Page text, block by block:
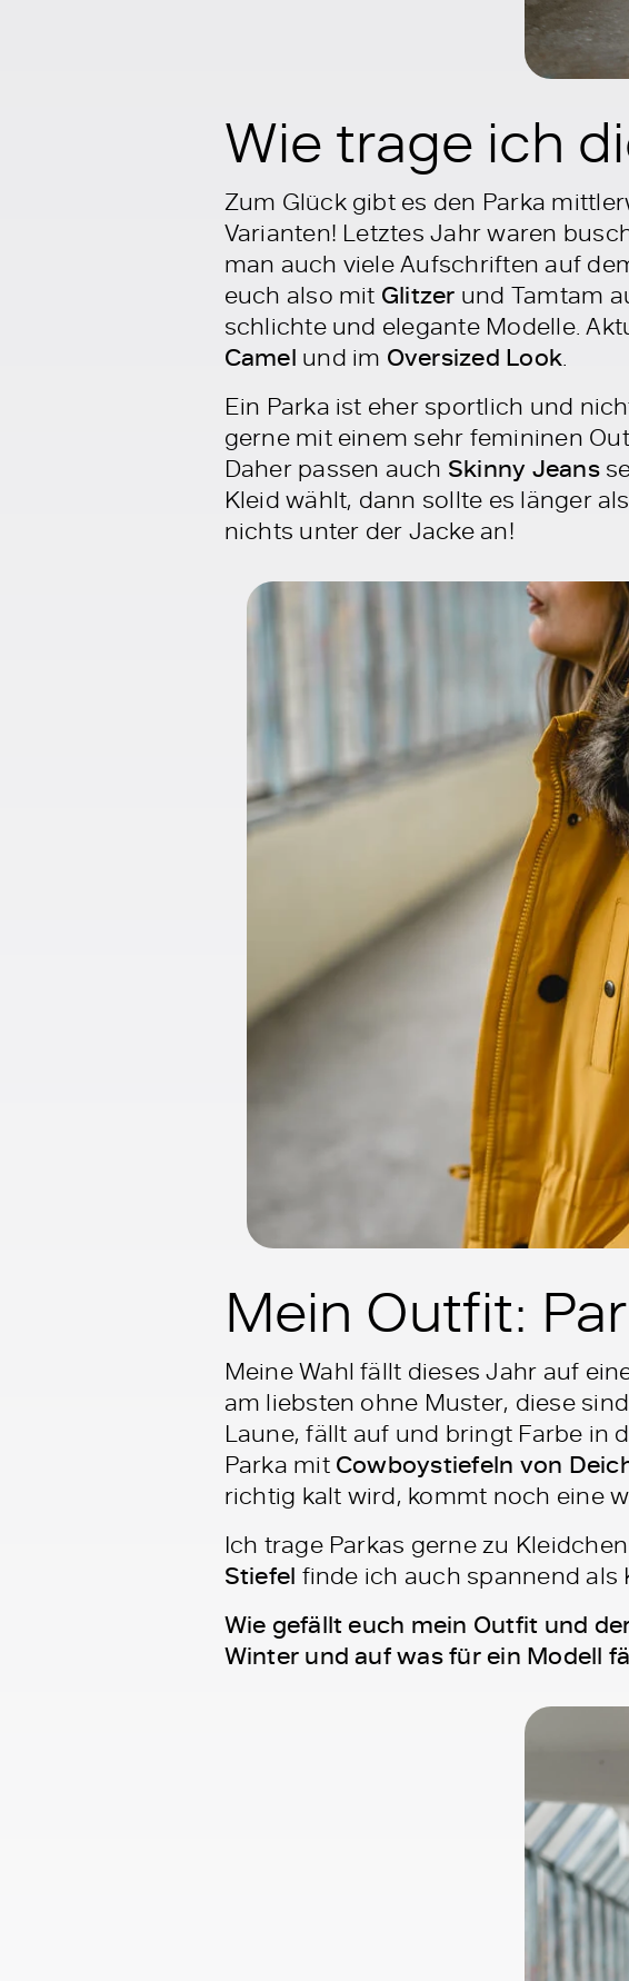
Wie trage ich
Zum Glück gibt es den Parka
Varianten! Letztes Jahr waren
man auch viele Aufschriften auf
euch also mit Glitzer und Tamtam
schlichte und elegante Modelle.
Camel und im Oversized Look
Ein Parka ist eher sportlich und
gerne mit einem sehr femininen
Daher passen auch Skinny Jeans
Kleid wählt, dann sollte es länger
nichts unter der Jacke an!
Mein Outfit:
Meine Wahl fällt dieses Jahr auf
am liebsten ohne Muster, diese
Laune, fällt auf und bringt Farbe in
Parka mit Cowboystiefeln von
richtig kalt wird, kommt noch eine
Ich trage Parkas gerne zu
Stiefel finde ich auch spannend
Wie gefällt euch mein Outfit und
Winter und auf was für ein Modell